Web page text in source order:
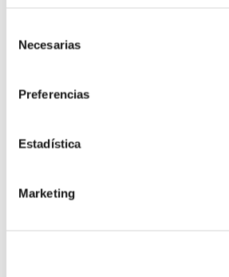
Necesarias
Preferencias
Estadística
Marketing
PASSIVHAUS EN OBRA
PAVIMENTOS CON MATERIALES
PISOS MODULARES DE GRAN